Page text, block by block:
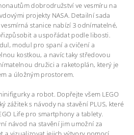
dobrodružství ve vesmíru na
projekty NASA. Detailní sada
stanice nabízí 3 odnímatelné,
a uspořádat podle libosti.
modul pro spaní a cvičení a
kostkou, a navíc taky středovou
družici a raketoplán, který je
a úložným prostorem.
a robot. Dopřejte všem LEGO
zážitek s návody na stavění PLUS, které
Life pro smartphony a tablety.
návod na stavění jim umožní za